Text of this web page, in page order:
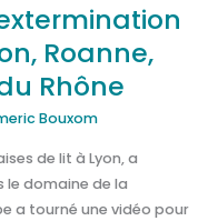
Roanne,
Rhône
Bouxom
de lit à Lyon, a
le domaine de la
a tourné une vidéo pour